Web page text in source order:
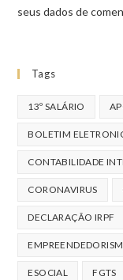
seus dados de
Tags
13º SALÁRIO
BOLETIM
CONTABILIDADE
CORONAVIRUS
DECLARAÇÃO IRPF
ESOCIAL FGTS